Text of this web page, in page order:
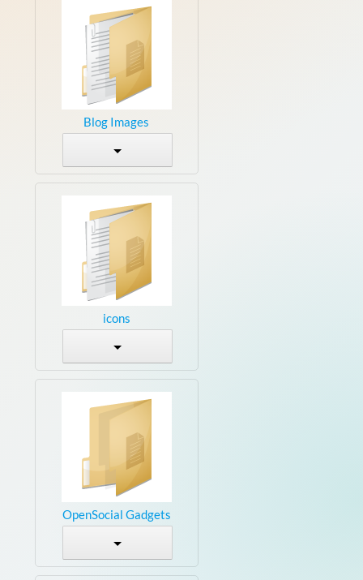
Blog Images
icons
OpenSocial Gadgets